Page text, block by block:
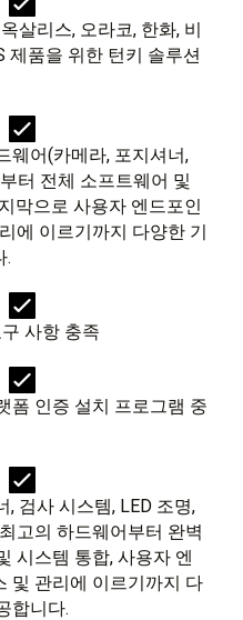
살리스, 오라코, 한화, 비
제품을 위한 턴키 솔루션
웨어(카메라, 포지셔너,
터 전체 소프트웨어 및
막으로 사용자 엔드포인
에 이르기까지 다양한 기
.
사항 충족
폼 인증 설치 프로그램 중
, 검사 시스템, LED 조명,
고의 하드웨어부터 완벽
시스템 통합, 사용자 엔
및 관리에 이르기까지 다
합니다.